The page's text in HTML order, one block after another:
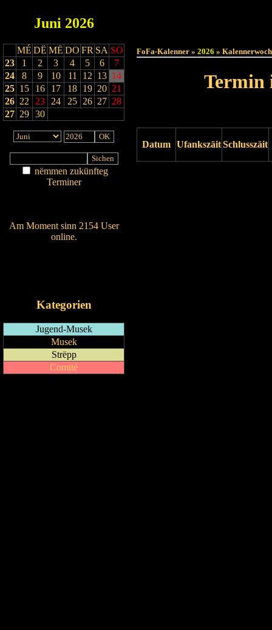
Juni 2026
MÉ DË MË DO FR SA SO
23
1 2 3 4 5 6
7
24
8 9 10 11 12 13 14
25 15 16 17 18 19 20 21
26 22 23 24 25 26 27 28
27 29 30
nëmmen zukünfteg
Terminer
Am Moment sinn 2154 User
online.
Kategorien
Jugend-Musek
Musek
Strëpp
Comité
FoFa-Kalenner » 2026 »
Termin
Datum UfankszäitSchlusszäit